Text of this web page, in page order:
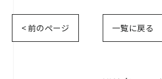
< 前のページ 一覧に戻る